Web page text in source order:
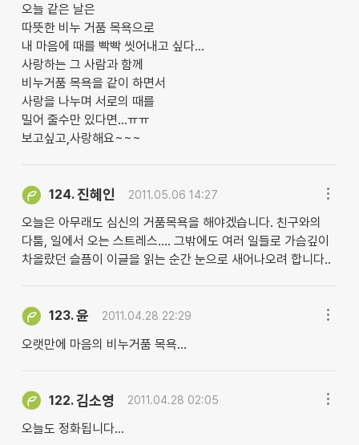
오늘 같은 날은
따뜻한 비누 거품 목욕으로
내 마음에 때를 빡빡 씻어내고 싶다...
사랑하는 그 사람과 함께
비누거품 목욕을 같이 하면서
사랑을 나누며 서로의 때를
밀어 줄수만 있다면...ㅠㅠ
보고싶고,사랑해요~~~
124.진혜인 2011.05.06 14:27
오늘은 아무래도 심신의 거품목욕을 해야겠습니다. 친구와의
다툼, 일에서 오는 스트레스.... 그밖에도 여러 일들로 가슴깊이
차올랐던 슬픔이 이글을 읽는 순간 눈으로 새어나오려 합니다..
123.윤 2011.04.28 22:29
오랫만에 마음의 비누거품 목욕...
122.김소영 2011.04.28 02:05
오늘도 정화됩니다...